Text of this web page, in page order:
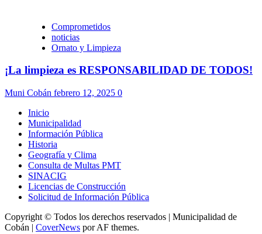
Comprometidos
noticias
Ornato y Limpieza
¡La limpieza es RESPONSABILIDAD DE TODOS!
Muni Cobán febrero 12, 2025 0
Inicio
Municipalidad
Información Pública
Historia
Geografía y Clima
Consulta de Multas PMT
SINACIG
Licencias de Construcción
Solicitud de Información Pública
Copyright © Todos los derechos reservados | Municipalidad de
Cobán | CoverNews por AF themes.